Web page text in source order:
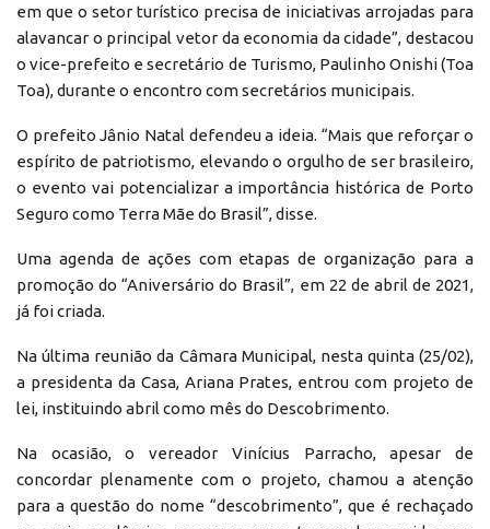
em que o setor turístico precisa de iniciativas arrojadas para
alavancar o principal vetor da economia da cidade”, destacou
o vice-prefeito e secretário de Turismo, Paulinho Onishi (Toa
Toa), durante o encontro com secretários municipais.
O prefeito Jânio Natal defendeu a ideia. “Mais que reforçar o
espírito de patriotismo, elevando o orgulho de ser brasileiro,
o evento vai potencializar a importância histórica de Porto
Seguro como Terra Mãe do Brasil”, disse.
Uma agenda de ações com etapas de organização para a
promoção do “Aniversário do Brasil”, em 22 de abril de 2021,
já foi criada.
Na última reunião da Câmara Municipal, nesta quinta (25/02),
a presidenta da Casa, Ariana Prates, entrou com projeto de
lei, instituindo abril como mês do Descobrimento.
Na ocasião, o vereador Vinícius Parracho, apesar de
concordar plenamente com o projeto, chamou a atenção
para a questão do nome “descobrimento”, que é rechaçado